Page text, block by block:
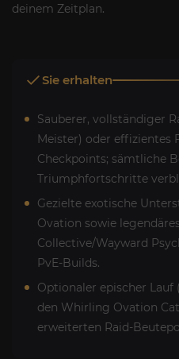
deinem Zeitplan.
Sie erhalten
Sauberer, vollständiger
Meister) oder effizientes
Checkpoints; sämtliche
Triumphfortschritte
Gezielte exotische
Ovation sowie
Collective/Wayward
PvE-Builds.
Optionaler epischer
den Whirling Ovation
erweiterten Raid-